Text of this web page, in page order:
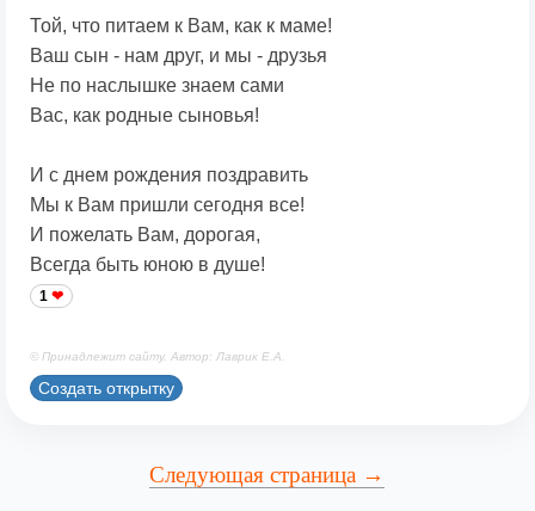
Той, что питаем к Вам, как к маме!
Ваш сын - нам друг, и мы - друзья
Не по наслышке знаем сами
Вас, как родные сыновья!
И с днем рождения поздравить
Мы к Вам пришли сегодня все!
И пожелать Вам, дорогая,
Всегда быть юною в душе!
1
© Принадлежит сайту. Автор: Лаврик Е.А.
Создать открытку
Следующая страница →